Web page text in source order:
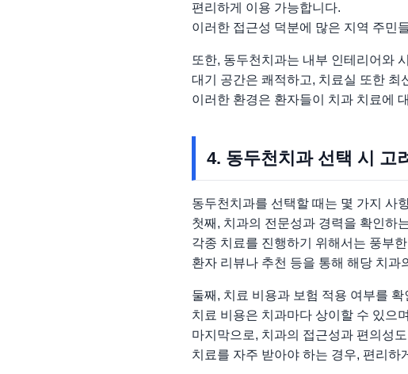
편리하게 이용 가능합니다.
이러한 접근성 덕분에 많은 지역 주민
또한, 동두천치과는 내부 인테리어와
대기 공간은 쾌적하고, 치료실 또한 최
이러한 환경은 환자들이 치과 치료에
4. 동두천치과 선택 시 고
동두천치과를 선택할 때는 몇 가지 사
첫째, 치과의 전문성과 경력을 확인하
각종 치료를 진행하기 위해서는 풍부
환자 리뷰나 추천 등을 통해 해당 치
둘째, 치료 비용과 보험 적용 여부를 확
치료 비용은 치과마다 상이할 수 있으
마지막으로, 치과의 접근성과 편의성
치료를 자주 받아야 하는 경우, 편리